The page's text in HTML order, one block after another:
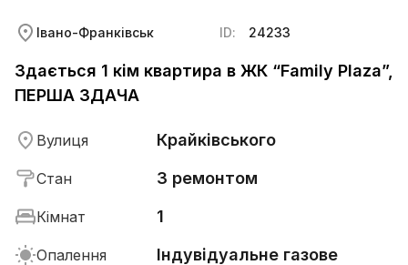
Івано-Франківськ ID: 24233
Здається 1 кім квартира в ЖК “Family Plaza”,
ПЕРША ЗДАЧА
Вулиця Крайківського
Стан З ремонтом
Кімнат 1
Опалення Індувідуальне газове